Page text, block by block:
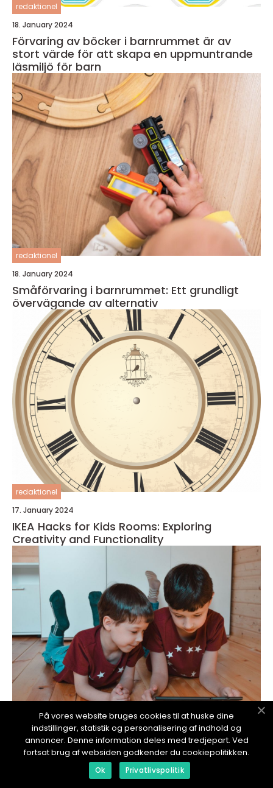
redaktionel
18. January 2024
Förvaring av böcker i barnrummet är av
stort värde för att skapa en uppmuntrande
läsmiljö för barn
redaktionel
18. January 2024
Småförvaring i barnrummet: Ett grundligt
övervägande av alternativ
redaktionel
17. January 2024
IKEA Hacks for Kids Rooms: Exploring
Creativity and Functionality
redaktionel
17. January 2024
Posters för barnrum - Djurtema
På vores website bruges cookies til at huske dine
indstillinger, statistik og personalisering af indhold og
annoncer. Denne information deles med tredjepart. Ved
fortsat brug af websiden godkender du cookiepolitikken.
Ok Privatlivspolitik